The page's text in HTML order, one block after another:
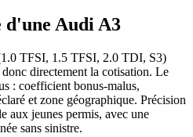
d'une Audi A3
TFSI, 1.5 TFSI, 2.0 TDI, S3)
directement la cotisation. Le
: coefficient bonus-malus,
et zone géographique. Précision
aux jeunes permis, avec une
sans sinistre.